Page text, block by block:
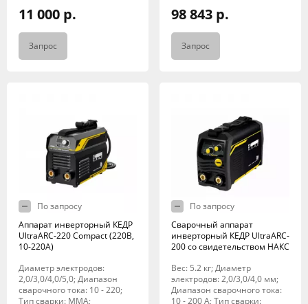
11 000 р.
Запрос
98 843 р.
Запрос
По запросу
Аппарат инверторный КЕДР
UltraARC-220 Compact (220В,
10-220А)
Диаметр электродов:
2,0/3,0/4,0/5,0; Диапазон
сварочного тока: 10 - 220;
Тип сварки: MMA;
По запросу
Сварочный аппарат
инверторный КЕДР UltraARC-
200 со свидетельством НАКС
Вес: 5.2 кг; Диаметр
электродов: 2,0/3,0/4,0 мм;
Диапазон сварочного тока:
10 - 200 А; Тип сварки: